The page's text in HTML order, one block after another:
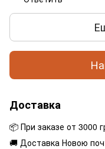
Доставка
📦 При заказе от 3000
🚚 Доставка Новою